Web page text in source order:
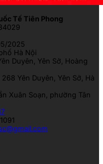
Tế Tiên Phong
2025
Hà Nội
Duyên, Yên Sở, Hoàng
268 Yên Duyên, Yên Sở, Hà
Xuân Soạn, phường Tân